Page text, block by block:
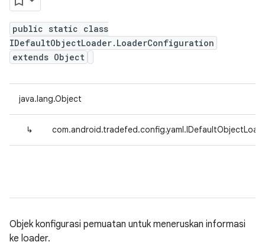
public static class
IDefaultObjectLoader.LoaderConfiguration
extends Object
java.lang.Object
↳
Objek konfigurasi pemuatan untuk meneruskan informasi
ke loader.